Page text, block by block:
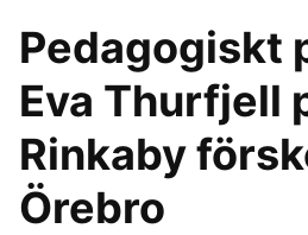
Pedagogiskt
Eva Thurfjell
Rinkaby
Örebro